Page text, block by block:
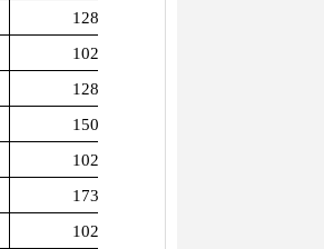
1280
1025
1280
1505
1025
1730
1025